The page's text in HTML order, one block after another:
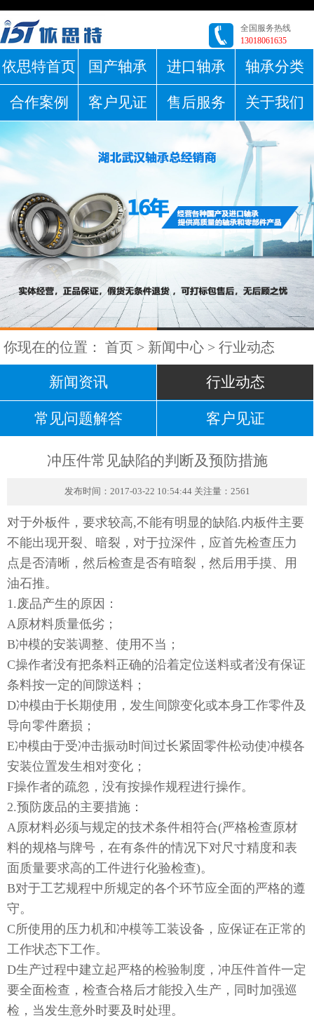
全国服务热线
13018061635
依思特首页 国产轴承 进口轴承 轴承分类
合作案例 客户见证 售后服务 关于我们
你现在的位置： 首页 > 新闻中心 > 行业动态
新闻资讯 行业动态
常见问题解答 客户见证
冲压件常见缺陷的判断及预防措施
发布时间：2017-03-22 10:54:44 关注量：2561
对于外板件，要求较高,不能有明显的缺陷.内板件主要
不能出现开裂、暗裂，对于拉深件，应首先检查压力
点是否清晰，然后检查是否有暗裂，然后用手摸、用
油石推。
1.废品产生的原因：
A原材料质量低劣；
B冲模的安装调整、使用不当；
C操作者没有把条料正确的沿着定位送料或者没有保证
条料按一定的间隙送料；
D冲模由于长期使用，发生间隙变化或本身工作零件及
导向零件磨损；
E冲模由于受冲击振动时间过长紧固零件松动使冲模各
安装位置发生相对变化；
F操作者的疏忽，没有按操作规程进行操作。
2.预防废品的主要措施：
A原材料必须与规定的技术条件相符合(严格检查原材
料的规格与牌号，在有条件的情况下对尺寸精度和表
面质量要求高的工件进行化验检查)。
B对于工艺规程中所规定的各个环节应全面的严格的遵
守。
C所使用的压力机和冲模等工装设备，应保证在正常的
工作状态下工作。
D生产过程中建立起严格的检验制度，冲压件首件一定
要全面检查，检查合格后才能投入生产，同时加强巡
检，当发生意外时要及时处理。